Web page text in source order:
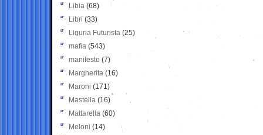
Libia (68)
Libri (33)
Liguria Futurista (25)
mafia (543)
manifesto (7)
Margherita (16)
Maroni (171)
Mastella (16)
Mattarella (60)
Meloni (14)